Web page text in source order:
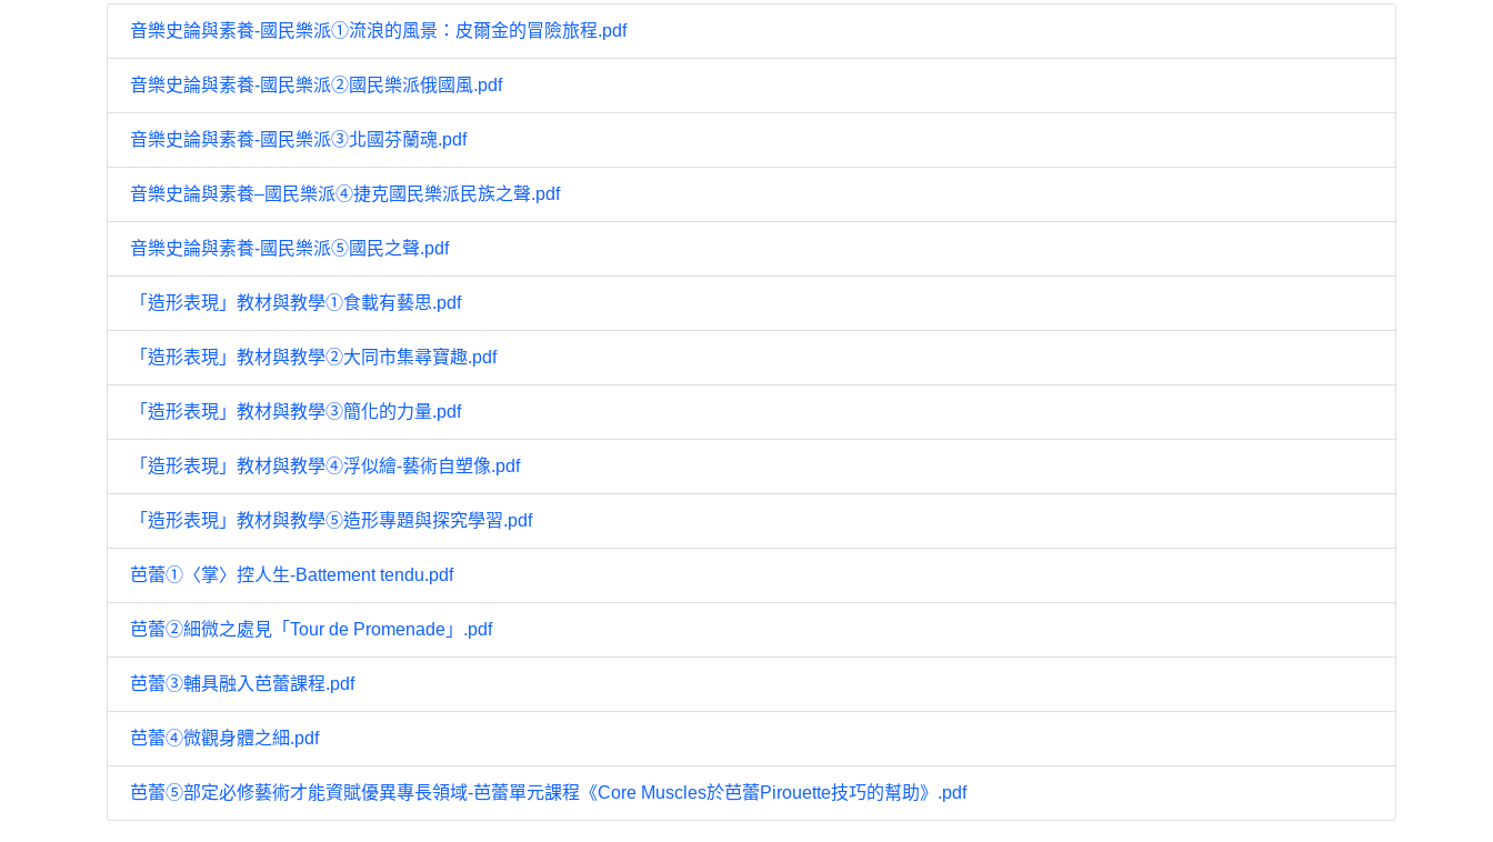
音樂史論與素養-國民樂派①流浪的風景：皮爾金的冒險旅程.pdf
音樂史論與素養-國民樂派②國民樂派俄國風.pdf
音樂史論與素養-國民樂派③北國芬蘭魂.pdf
音樂史論與素養–國民樂派④捷克國民樂派民族之聲.pdf
音樂史論與素養-國民樂派⑤國民之聲.pdf
「造形表現」教材與教學①食載有藝思.pdf
「造形表現」教材與教學②大同市集尋寶趣.pdf
「造形表現」教材與教學③簡化的力量.pdf
「造形表現」教材與教學④浮似繪-藝術自塑像.pdf
「造形表現」教材與教學⑤造形專題與探究學習.pdf
芭蕾①〈掌〉控人生-Battement tendu.pdf
芭蕾②細微之處見「Tour de Promenade」.pdf
芭蕾③輔具融入芭蕾課程.pdf
芭蕾④微觀身體之細.pdf
芭蕾⑤部定必修藝術才能資賦優異專長領域-芭蕾單元課程《Core Muscles於芭蕾Pirouette技巧的幫助》.pdf